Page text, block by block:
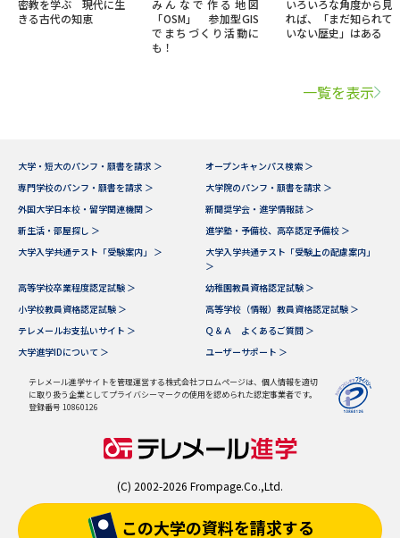
密教を学ぶ 現代に生
きる古代の知恵
みんなで作る地図
「OSM」 参加型GIS
でまちづくり活動に
も！
いろいろな角度から見
れば、「まだ知られて
いない歴史」はある
一覧を表示
この大学の資料を請求する
大学・短大のパンフ・願書を請求 ＞
オープンキャンパス検索 ＞
専門学校のパンフ・願書を請求 ＞
大学院のパンフ・願書を請求 ＞
外国大学日本校・留学関連機関 ＞
新聞奨学会・進学情報誌 ＞
新生活・部屋探し ＞
進学塾・予備校、高卒認定予備校 ＞
大学入学共通テスト「受験案内」 ＞
大学入学共通テスト「受験上の配慮案内」
＞
高等学校卒業程度認定試験 ＞
幼稚園教員資格認定試験 ＞
小学校教員資格認定試験 ＞
高等学校（情報）教員資格認定試験 ＞
テレメールお支払いサイト ＞
Ｑ＆Ａ よくあるご質問 ＞
大学進学IDについて ＞
ユーザーサポート ＞
テレメール進学サイトを管理運営する株式会社フロムページは、個人情報を適切
に取り扱う企業としてプライバシーマークの使用を認められた認定事業者です。
登録番号 10860126
(C) 2002-2026 Frompage.Co.,Ltd.